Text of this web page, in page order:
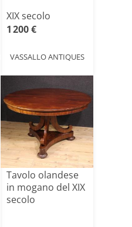
XIX secolo
1 200 €
VASSALLO ANTIQUES
Tavolo olandese
in mogano del XIX
secolo